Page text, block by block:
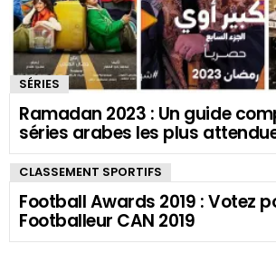
SÉRIES
Ramadan 2023 : Un guide
séries arabes les plus
CLASSEMENT SPORTIFS
Football Awards 2019 : Votez
Footballeur CAN 2019